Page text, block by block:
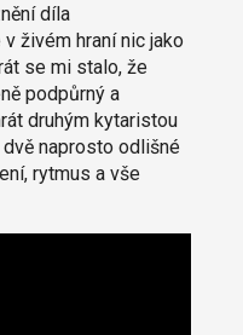
díla
živém hraní nic jako
se mi stalo, že
podpůrný a
druhým kytaristou
naprosto odlišné
rytmus a vše